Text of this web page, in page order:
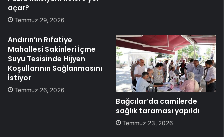
açar?
Temmuz 29, 2026
Andırın’ın Rıfatiye
Mahallesi Sakinleri İçme
Suyu Tesisinde Hijyen
Koşullarının Sağlanmasını
İstiyor
Temmuz 26, 2026
Bağcılar’da camilerde
sağlık taraması yapıldı
Temmuz 23, 2026